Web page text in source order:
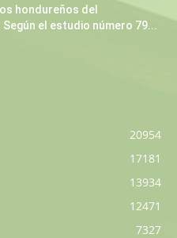
hondureños del
el estudio número 79...
20954
17181
13934
12471
7327